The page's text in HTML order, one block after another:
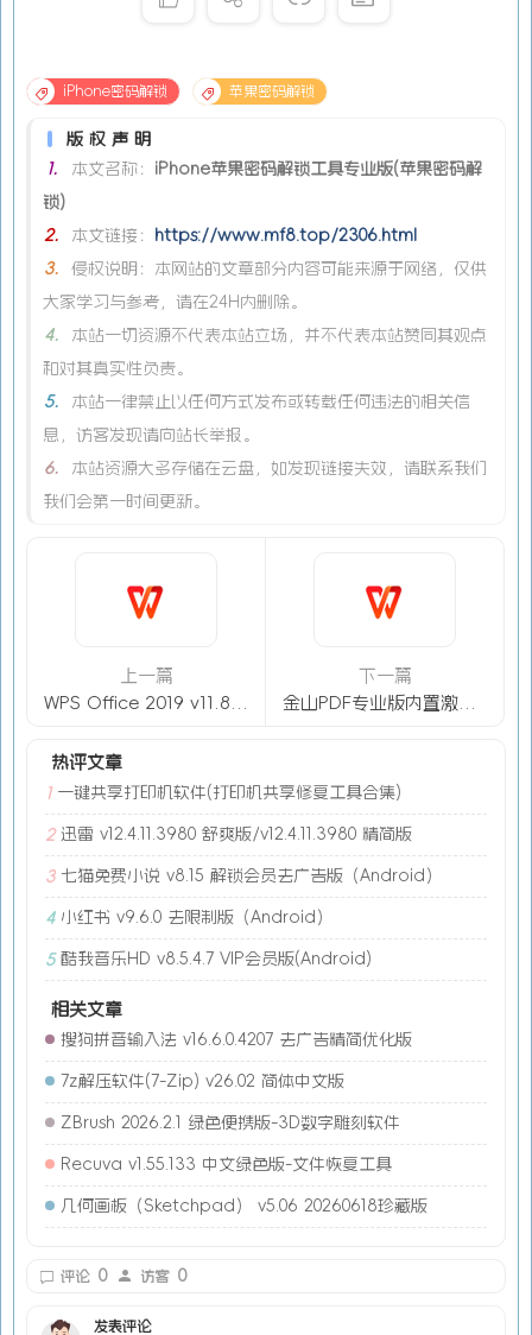
iPhone密码解锁 苹果密码解锁
版权声明
1.
本文名称： iPhone苹果密码解锁工具专业版(苹果密码解
锁)
2.
本文链接：
https://www.mf8.top/2306.html
3.
侵权说明：本网站的文章部分内容可能来源于网络，仅供
大家学习与参考，请在24H内删除。
4.
本站一切资源不代表本站立场，并不代表本站赞同其观点
和对其真实性负责。
5.
本站一律禁止以任何方式发布或转载任何违法的相关信
息，访客发现请向站长举报。
6.
本站资源大多存储在云盘，如发现链接失效，请联系我们
我们会第一时间更新。
上一篇
下一篇
热评文章
1 一键共享打印机软件(打印机共享修复工具合集)
2 迅雷 v12.4.11.3980 舒爽版/v12.4.11.3980 精简版
3 七猫免费小说 v8.15 解锁会员去广告版（Android）
4 小红书 v9.6.0 去限制版（Android）
5 酷我音乐HD v8.5.4.7 VIP会员版(Android)
相关文章
搜狗拼音输入法 v16.6.0.4207 去广告精简优化版
7z解压软件(7-Zip) v26.02 简体中文版
ZBrush 2026.2.1 绿色便携版-3D数字雕刻软件
Recuva v1.55.133 中文绿色版-文件恢复工具
几何画板（Sketchpad） v5.06 20260618珍藏版
评论 0 访客 0
发表评论